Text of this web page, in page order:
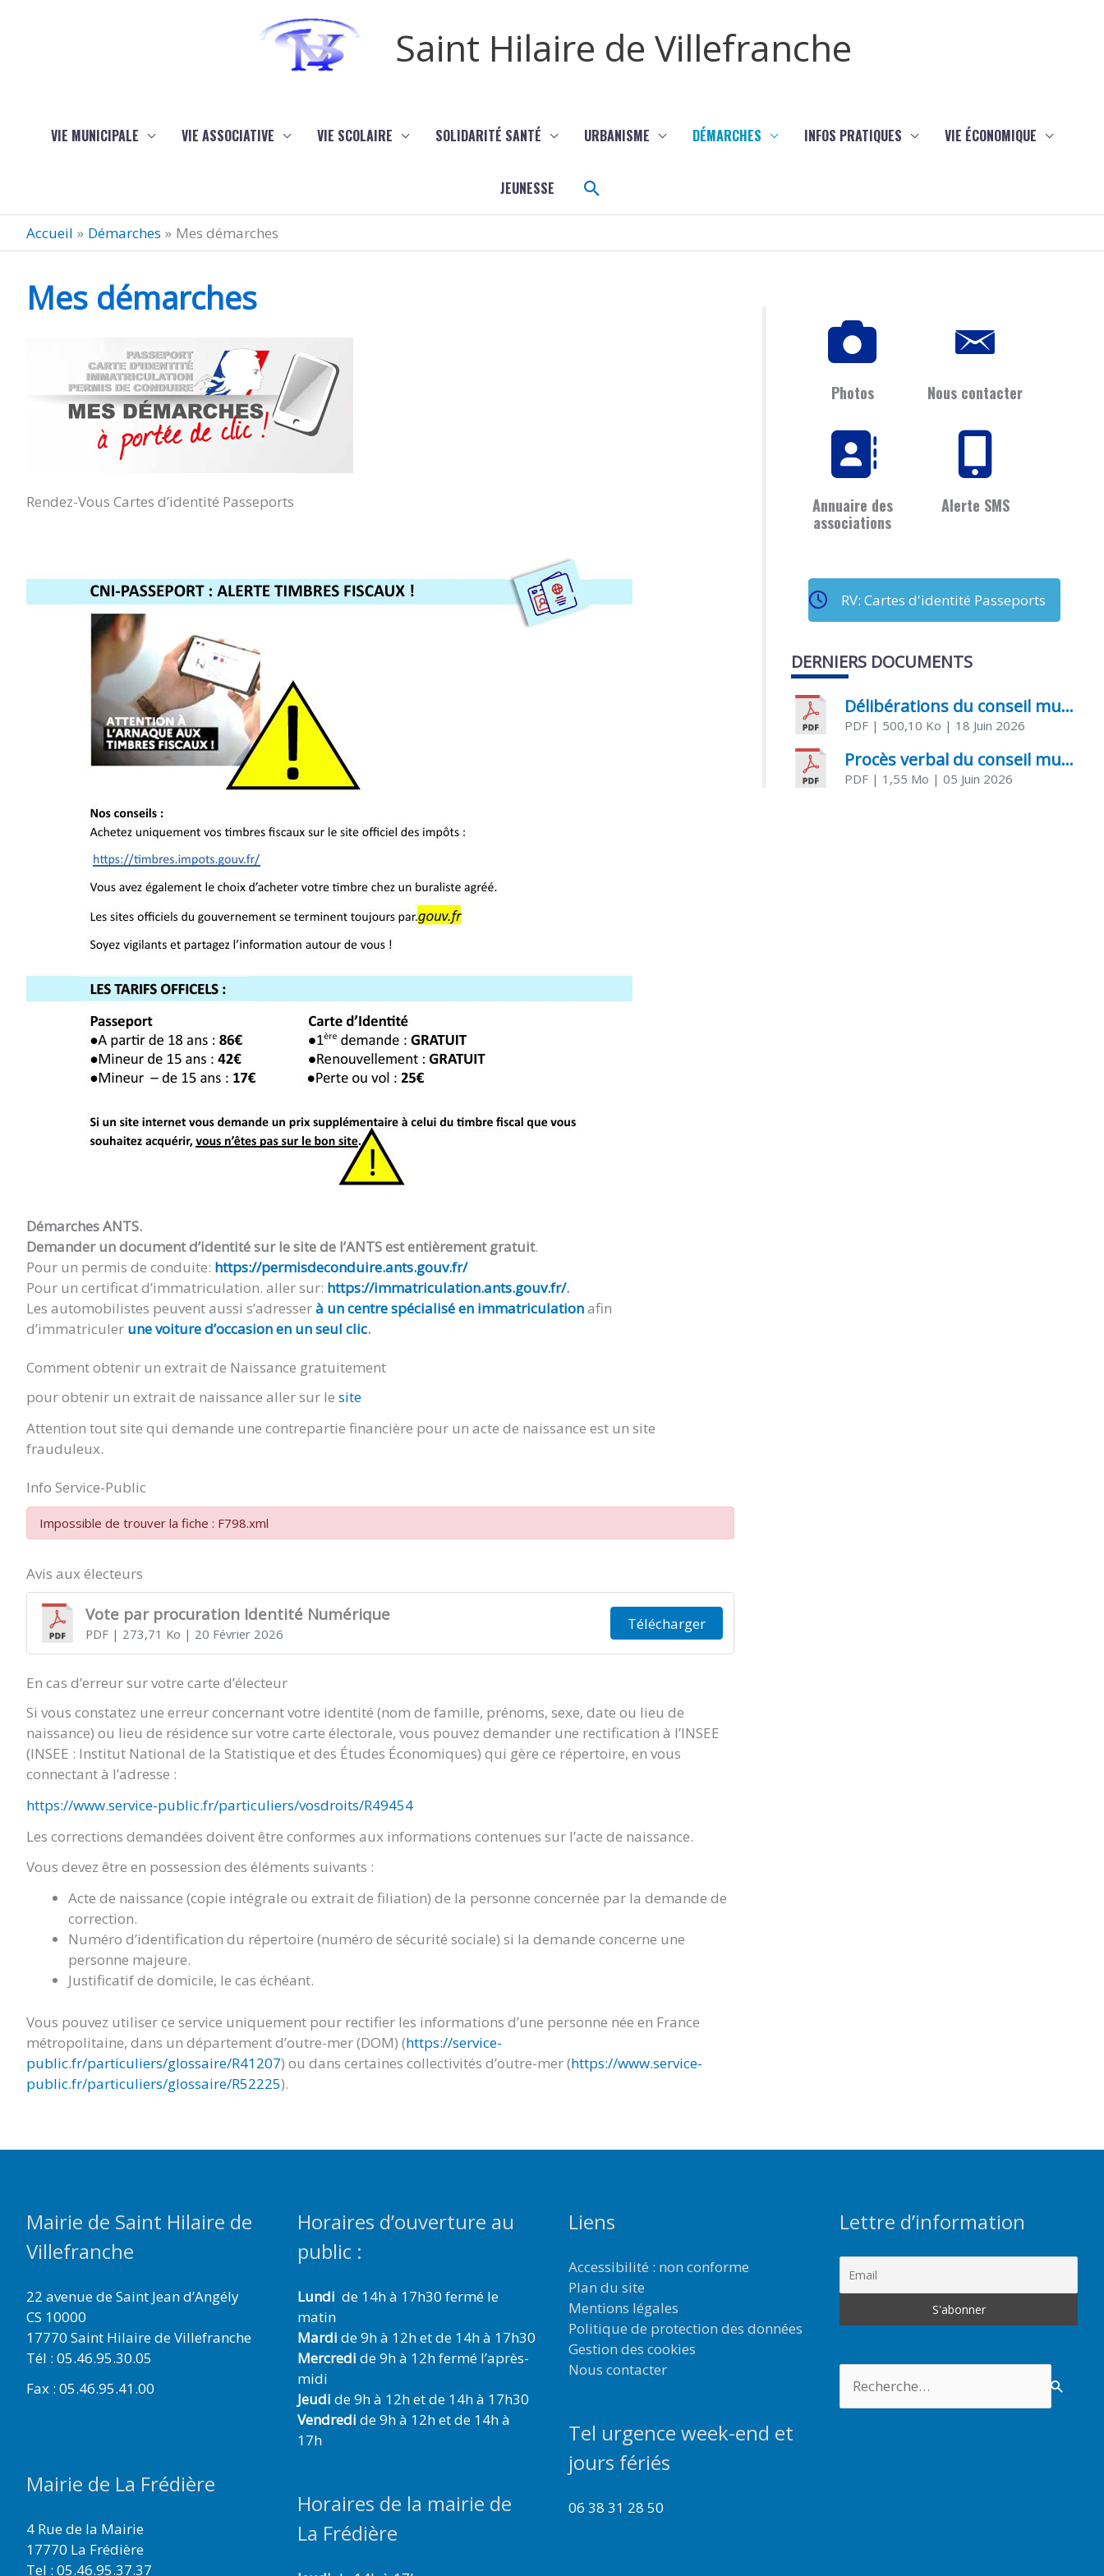
Saint Hilaire de Villefranche
VIE MUNICIPALE VIE ASSOCIATIVE VIE SCOLAIRE SOLIDARITÉ SANTÉ URBANISME DÉMARCHES INFOS PRATIQUES VIE ÉCONOMIQUE
JEUNESSE Rechercher
Accueil Démarches Mes démarches
Mes démarches
Rendez-Vous Cartes d’identité Passeports
Démarches ANTS.
Demander un document d’identité sur le site de l’ANTS est entièrement gratuit.
Pour un permis de conduite: https://permisdeconduire.ants.gouv.fr/
Pour un certificat d’immatriculation. aller sur: https://immatriculation.ants.gouv.fr/.
Les automobilistes peuvent aussi s’adresserà un centre spécialisé en immatriculationafin
d’immatriculer une voiture d’occasion en un seul clic.
Comment obtenir un extrait de Naissance gratuitement
pour obtenir un extrait de naissance aller sur le site
Attention tout site qui demande une contrepartie financière pour un acte de naissance est un site
frauduleux.
Info Service-Public
Impossible de trouver la fiche : F798.xml
Avis aux électeurs
Vote par procuration Identité Numérique
PDF| 273,71 Ko | 20 Février 2026
Télécharger
En cas d’erreur sur votre carte d’électeur
Si vous constatez une erreur concernant votre identité (nom de famille, prénoms, sexe, date ou lieu de
naissance) ou lieu de résidence sur votre carte électorale, vous pouvez demander une rectification à l’INSEE
(INSEE : Institut National de la Statistique et des Études Économiques) qui gère ce répertoire, en vous
connectant à l’adresse :
https://www.service-public.fr/particuliers/vosdroits/R49454
Les corrections demandées doivent être conformes aux informations contenues sur l’acte de naissance.
Vous devez être en possession des éléments suivants :
Acte de naissance (copie intégrale ou extrait de filiation) de la personne concernée par la demande de
correction.
Numéro d’identification du répertoire (numéro de sécurité sociale) si la demande concerne une
personne majeure.
Justificatif de domicile, le cas échéant.
Vous pouvez utiliser ce service uniquement pour rectifier les informations d’une personne née en France
métropolitaine, dans un département d’outre-mer (DOM) (https://service-
public.fr/particuliers/glossaire/R41207) ou dans certaines collectivités d’outre-mer (https://www.service-
public.fr/particuliers/glossaire/R52225).
Photos Nous contacter
Annuaire des
associations
Alerte SMS
RV: Cartes d'identité Passeports
DERNIERS DOCUMENTS
Délibérations du conseil municipal du 18 juin 2026
PDF | 500,10 Ko | 18 Juin 2026
Procès verbal du conseil municipal du 05 juin 2026
PDF | 1,55 Mo | 05 Juin 2026
Mairie de Saint Hilaire de
Villefranche
22 avenue de Saint Jean d’Angély
CS 10000
17770 Saint Hilaire de Villefranche
Tél : 05.46.95.30.05
Fax : 05.46.95.41.00
Mairie de La Frédière
4 Rue de la Mairie
17770 La Frédière
Tel : 05.46.95.37.37
Horaires d’ouverture au
public :
Lundi de 14h à 17h30 fermé le
matin
Mardi de 9h à 12h et de 14h à 17h30
Mercredi de 9h à 12h fermé l’après-
midi
Jeudi de 9h à 12h et de 14h à 17h30
Vendredi de 9h à 12h et de 14h à
17h
Horaires de la mairie de
La Frédière
Liens
Accessibilité : non conforme
Plan du site
Mentions légales
Politique de protection des données
Gestion des cookies
Nous contacter
Tel urgence week-end et
jours fériés
06 38 31 28 50
Lettre d’information